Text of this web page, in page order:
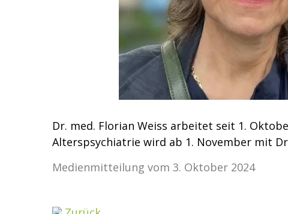
Dr. med. Florian Weiss arbeitet seit 1.
Alterspsychiatrie wird ab 1. November mit
Medienmitteilung vom 3. Oktober 2024